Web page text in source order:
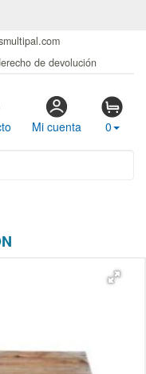
de devolución
Mi cuenta 0